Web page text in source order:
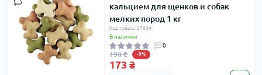
кальцием для щенков и собак
мелких пород 1 кг
Код товара: 27604
В наличии
0
190 ₴ -9%
173 ₴